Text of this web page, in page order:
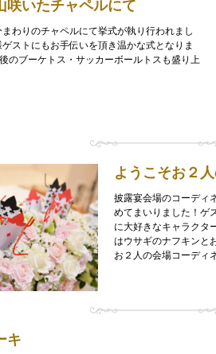
咲いたチャペルにて
わりのチャペルにて挙式が執り行われまし
ストにもお手伝いを頂き温かな式となりま
のブーケトス・サッカーボールトスも盛り上
ようこそお２
披露宴会場のコーディ
めてまいりました！ゲ
に大好きなキャラク
はウサギのナフキンと
お２人の会場コーディ
キ